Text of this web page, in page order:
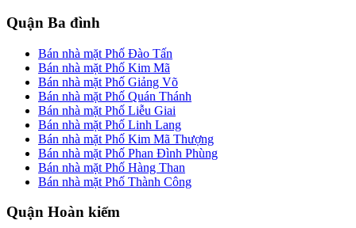
Quận Ba đình
Bán nhà mặt Phố Đào Tấn
Bán nhà mặt Phố Kim Mã
Bán nhà mặt Phố Giảng Võ
Bán nhà mặt Phố Quán Thánh
Bán nhà mặt Phố Liễu Giai
Bán nhà mặt Phố Linh Lang
Bán nhà mặt Phố Kim Mã Thượng
Bán nhà mặt Phố Phan Đình Phùng
Bán nhà mặt Phố Hàng Than
Bán nhà mặt Phố Thành Công
Quận Hoàn kiếm